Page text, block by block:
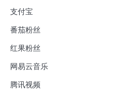
支付宝
番茄粉丝
红果粉丝
网易云音乐
腾讯视频